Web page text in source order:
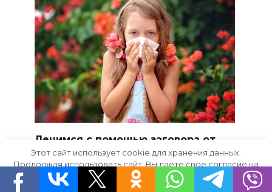
Лечимся с помощью заговора от
аллергии
Этот сайт использует cookie для хранения данных.
Продолжая использовать сайт, Вы даете свое согласие на
работу с этими файлами.